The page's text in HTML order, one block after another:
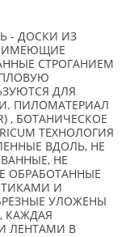
- ДОСКИ ИЗ
ИМЕЮЩИЕ
СТРОГАНИЕМ
ДЛЯ
ПИЛОМАТЕРИАЛ
, БОТАНИЧЕСКОЕ
ТЕХНОЛОГИЯ
ВДОЛЬ, НЕ
НЕ
ОБРАБОТАННЫЕ
И
УЛОЖЕНЫ
КАЖДАЯ
ЛЕНТАМИ В